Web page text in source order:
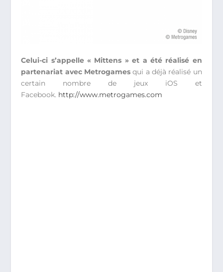
Celui-ci s’appelle « Mittens » et a été réalisé en
partenariat avec Metrogames qui a déjà réalisé un
certain nombre de jeux iOS et
Facebook. http://www.metrogames.com